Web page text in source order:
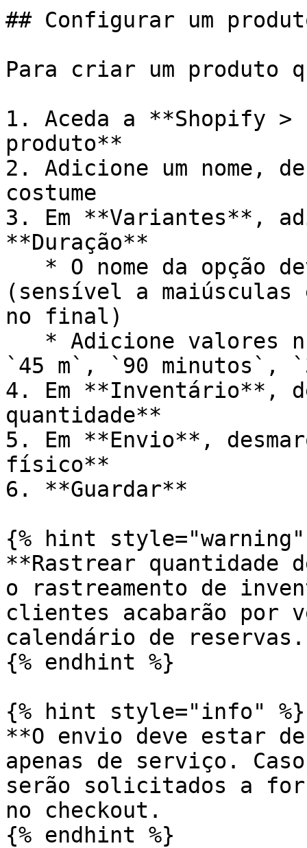
## Configurar um
Para criar um produto
1. Aceda a **Shopify >
produto**
2. Adicione um nome,
costume
3. Em **Variantes**,
**Duração**
(sensível a maiúsculas
no final)
`45 m`, `90 minutos`,
4. Em **Inventário**,
quantidade**
5. Em **Envio**,
físico**
6. **Guardar**
{% hint style="warning"
**Rastrear quantidade
o rastreamento de
clientes acabarão por
calendário de reservas.
{% endhint %}
{% hint style="info" %}
**O envio deve estar
apenas de serviço.
serão solicitados a
no checkout.
{% endhint %}